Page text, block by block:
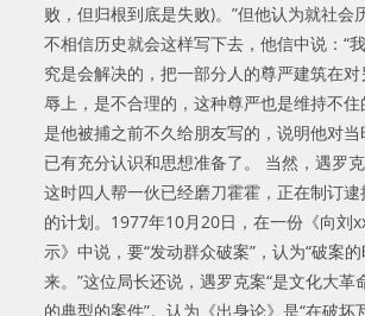
败，但归根到底是失败)。”但他认为就社会
不相信历史就会这样写下去，他信中说：“
究是会解决的，把一部分人的尊严建筑在
辱上，是不合理的，这种尊严也是维持不住
是他被捕之前不久给朋友写的，说明他对
已有充分认识和思想准备了。 当然，遇罗
这时四人帮一伙已经磨刀霍霍，正在制订
的计划。1977年10月20日，在一份《向刘
示》中说，要“发动群众破案”，认为“破案
来。”这位局长还说，遇罗克案“是文化大革
的典型的案件”。认为《出身论》是“在破坏